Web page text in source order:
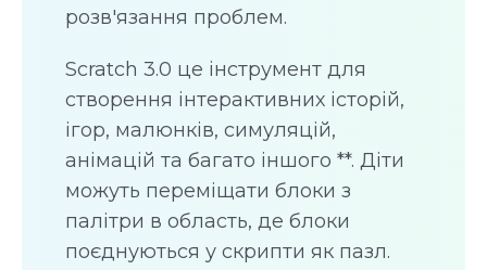
розв'язання проблем.
Scratch 3.0 це інструмент для
створення інтерактивних історій,
ігор, малюнків, симуляцій,
анімацій та багато іншого **. Діти
можуть переміщати блоки з
палітри в область, де блоки
поєднуються у скрипти як пазл.